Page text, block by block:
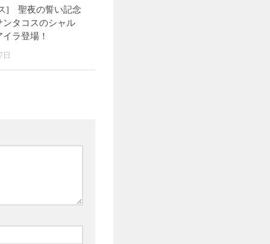
] 聖夜の誓い記念
ンタコスのシャル
ラ登場！
日